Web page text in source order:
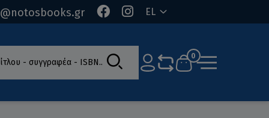
EL
- συγγραφέα - ISBN 0